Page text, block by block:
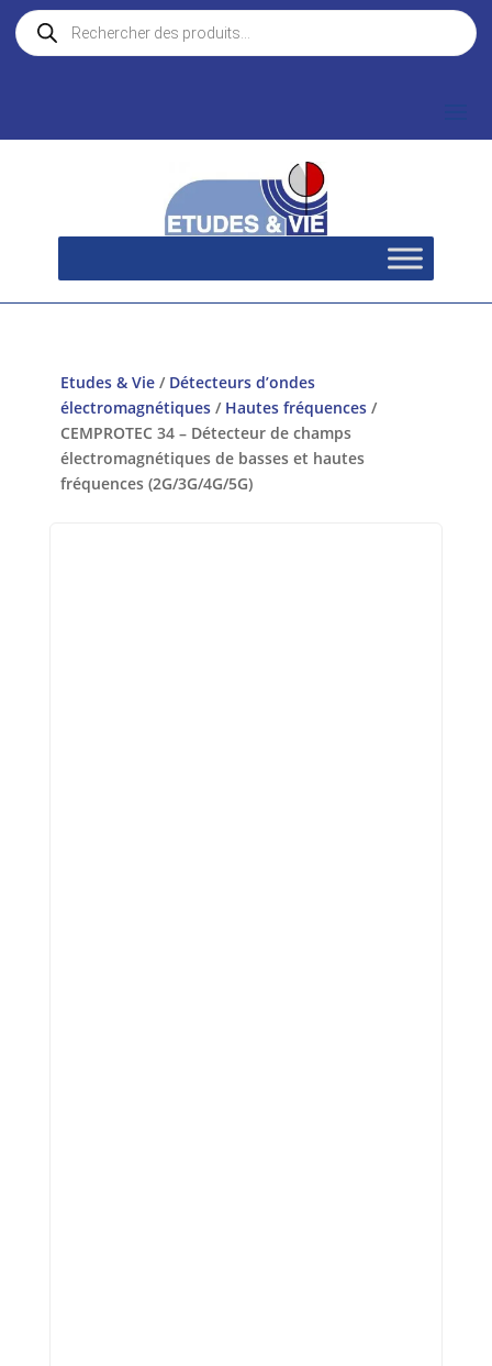
Recherche
de
produits
Etudes & Vie/ Détecteurs d’ondes
électromagnétiques/ Hautes fréquences/
CEMPROTEC 34 – Détecteur de champs
électromagnétiques de basses et hautes
fréquences (2G/3G/4G/5G)